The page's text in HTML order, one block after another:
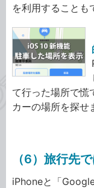
を利用することも
て行った場所で慌
カーの場所を探せ
（6）旅行先
iPhoneと「